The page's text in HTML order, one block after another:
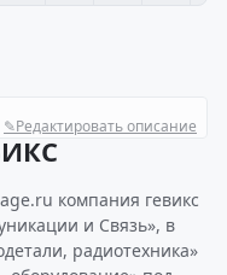
✎Редактировать описание
компания гевикс
и Связь», в
радиотехника»